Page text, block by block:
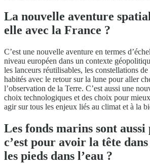
La nouvelle aventure
elle avec la France ?
C’est une nouvelle aventure en termes
niveau européen dans un contexte
les lanceurs réutilisables, les constellations
habités avec le retour sur la lune pour aller
l’observation de la Terre. C’est aussi une
choix technologiques et des choix pour
agir sur tous les enjeux liés au climat et à la
Les fonds marins sont
c’est pour avoir la tête
les pieds dans l’eau ?